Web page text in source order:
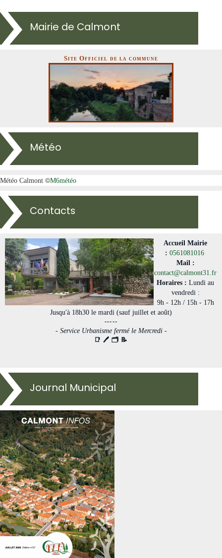
Mairie de Calmont
Site Officiel de la commune
Météo
Météo Calmont ©M6météo
Contacts
Accueil Mairie
: 0561081016
Mail :
contact@calmont31.fr
Horaires : Lundi au
vendredi :
9h - 12h / 15h - 17h
Jusqu'à 18h30 le mardi (sauf juillet et août)
-----
- Service Urbanisme fermé le Mercredi -
📑 🖊 🗂 📝
Journal Municipal